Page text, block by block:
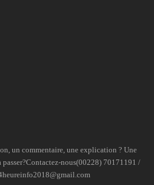
un commentaire, une explication ? Une
nous(00228) 70171191 /